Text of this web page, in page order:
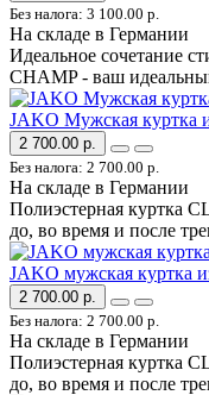
Без налога: 3 100.00 р.
На складе в Германии
Идеальное сочетание
CHAMP - ваш
JAKO Мужская куртка
2 700.00 р.
Без налога: 2 700.00 р.
На складе в Германии
Полиэстерная куртка
до, во время и после
JAKO мужская куртка
2 700.00 р.
Без налога: 2 700.00 р.
На складе в Германии
Полиэстерная куртка
до, во время и после